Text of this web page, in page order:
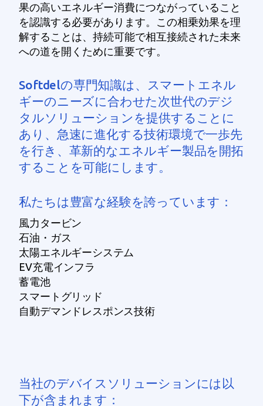
果の高いエネルギー消費につながっていること
を認識する必要があります。この相乗効果を理
解することは、持続可能で相互接続された未来
への道を開くために重要です。
Softdelの専門知識は、スマートエネル
ギーのニーズに合わせた次世代のデジ
タルソリューションを提供することに
あり、急速に進化する技術環境で一歩先
を行き、革新的なエネルギー製品を開拓
することを可能にします。
私たちは豊富な経験を誇っています：
風力タービン
石油・ガス
太陽エネルギーシステム
EV充電インフラ
蓄電池
スマートグリッド
自動デマンドレスポンス技術
当社のデバイスソリューションには以
下が含まれます：